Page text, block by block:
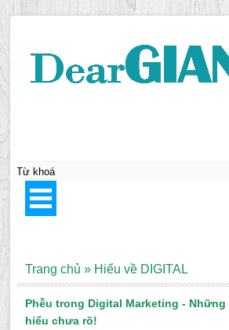
Phễu trong Digital Marketing -
hiểu chưa rõ!
Trang chủ » Hiểu về DIGITAL